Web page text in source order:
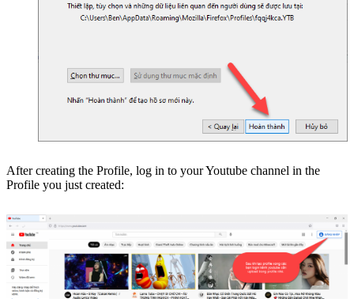
After creating the Profile, log in to your Youtube channel in the
Profile you just created: